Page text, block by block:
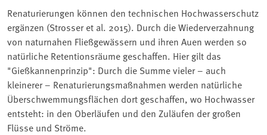
Renaturierungen können den technischen Hochwasserschutz
ergänzen (Strosser et al. 2015). Durch die Wiederverzahnung
von naturnahen Fließgewässern und ihren Auen werden so
natürliche Retentionsräume geschaffen. Hier gilt das
"Gießkannenprinzip": Durch die Summe vieler – auch
kleinerer – Renaturierungsmaßnahmen werden natürliche
Überschwemmungsflächen dort geschaffen, wo Hochwasser
entsteht: in den Oberläufen und den Zuläufen der großen
Flüsse und Ströme.